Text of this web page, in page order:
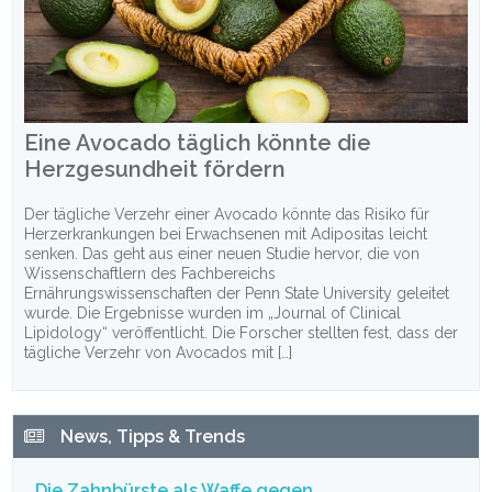
Eine Avocado täglich könnte die
Herzgesundheit fördern
Der tägliche Verzehr einer Avocado könnte das Risiko für
Herzerkrankungen bei Erwachsenen mit Adipositas leicht
senken. Das geht aus einer neuen Studie hervor, die von
Wissenschaftlern des Fachbereichs
Ernährungswissenschaften der Penn State University geleitet
wurde. Die Ergebnisse wurden im „Journal of Clinical
Lipidology“ veröffentlicht. Die Forscher stellten fest, dass der
tägliche Verzehr von Avocados mit […]
News, Tipps & Trends